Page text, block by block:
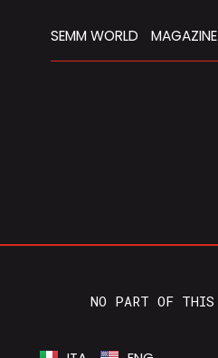
SEMM WORLD MAGAZINE
NO PART OF THIS